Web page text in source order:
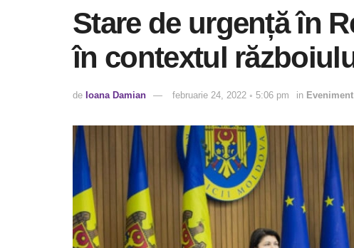
Stare de urgență în
în contextul
de Ioana Damian februarie 24, 2022 ◦ 5:06 pm in Eveniment